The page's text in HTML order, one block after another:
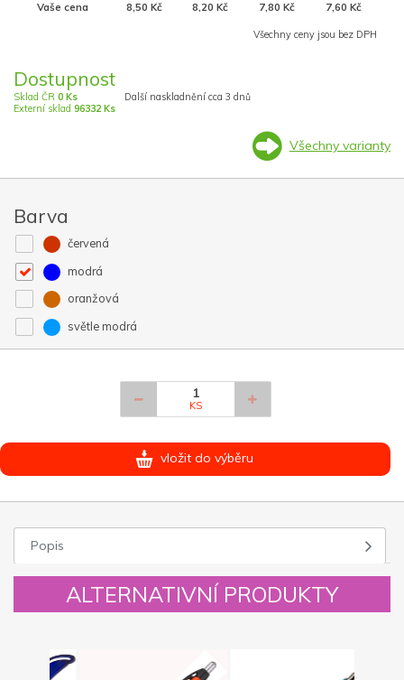
Vaše cena 8,50 Kč 8,20 Kč 7,80 Kč 7,60 Kč
Všechny ceny jsou bez DPH
Dostupnost
Sklad ČR 0 Ks
Externí sklad 96332 Ks
Další naskladnění cca 3 dnů
Všechny varianty
Barva
červená
modrá
oranžová
světle modrá
KS
vložit do výběru
Popis
ALTERNATIVNÍ PRODUKTY